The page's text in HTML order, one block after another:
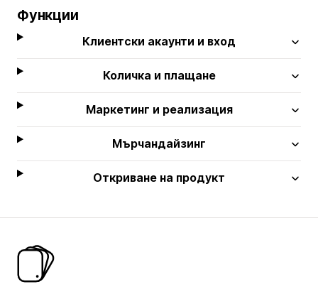
Функции
Клиентски акаунти и вход
Количка и плащане
Маркетинг и реализация
Мърчандайзинг
Откриване на продукт